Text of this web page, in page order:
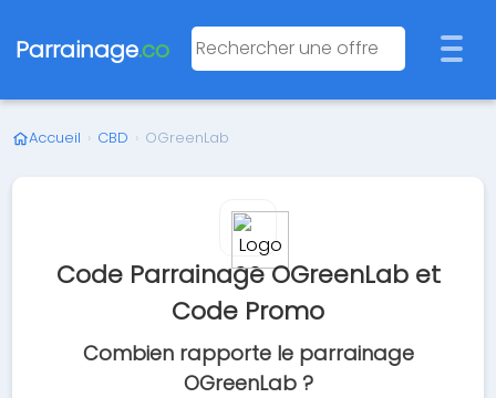
Parrainage.co
Accueil › CBD › OGreenLab
Code Parrainage OGreenLab et
Code Promo
Combien rapporte le parrainage
OGreenLab ?